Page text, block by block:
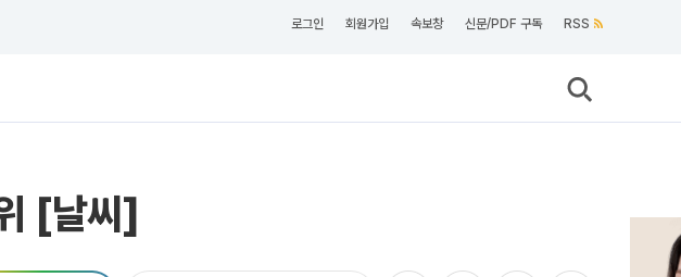
로그인 회원가입 속보창 신문/PDF 구독 RSS
[날씨]